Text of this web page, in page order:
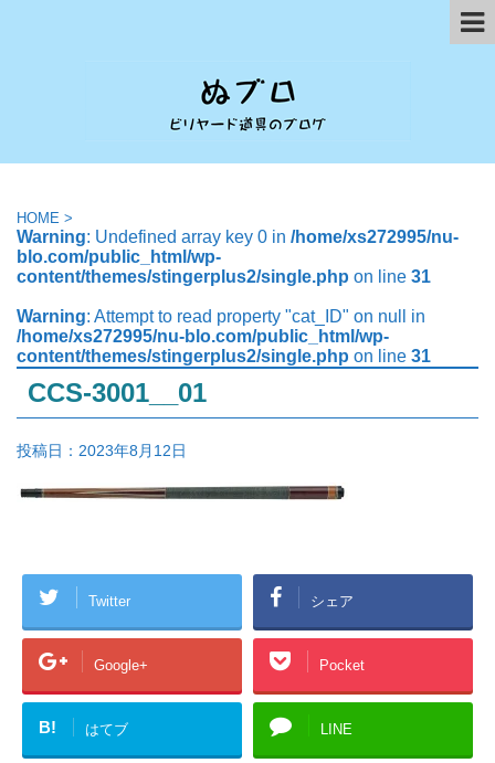
HOME >
Warning: Undefined array key 0 in /home/xs272995/nu-
blo.com/public_html/wp-
content/themes/stingerplus2/single.php on line 31
Warning: Attempt to read property "cat_ID" on null in
/home/xs272995/nu-blo.com/public_html/wp-
content/themes/stingerplus2/single.php on line 31
CCS-3001__01
投稿日： 2023年8月12日
Twitter シェア
Google+ Pocket
B! はてブ LINE